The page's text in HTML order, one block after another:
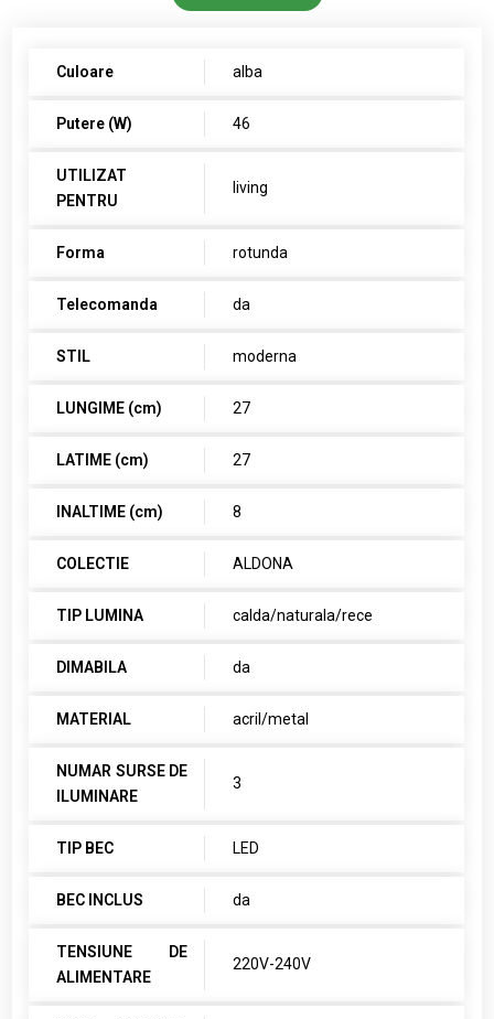
Culoare alba
Putere (W) 46
UTILIZAT
PENTRU
living
Forma rotunda
Telecomanda da
STIL moderna
LUNGIME (cm) 27
LATIME (cm) 27
INALTIME (cm) 8
COLECTIE ALDONA
TIP LUMINA calda/naturala/rece
DIMABILA da
MATERIAL acril/metal
NUMAR SURSE DE
ILUMINARE
3
TIP BEC LED
BEC INCLUS da
TENSIUNE DE
ALIMENTARE
220V-240V